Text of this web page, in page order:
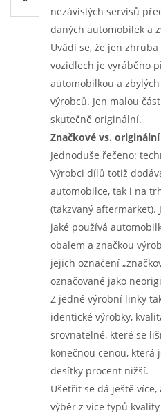
nezávislých servisů
daných automobilek a
Uvádí se, že jen
vozidlech je vyráběno
automobilkou a
výrobců. Jen malou
skutečně originální.
Značkové vs.
Jednoduše řečeno:
Výrobci dílů totiž
automobilce, tak i na
(takzvaný
jaké používá
obalem a značkou
jejich označení
označované jako
Z jedné výrobní linky
identické výrobky,
srovnatelné, které se
konečnou cenou, která
desítky procent nižší.
Ušetřit se dá ještě
výběr z více typů